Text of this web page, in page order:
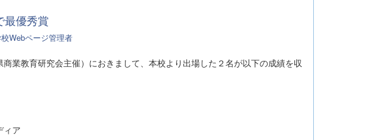
最優秀賞
Webページ管理者
業教育研究会主催）におきまして、本校より出場した２名が以下の成績を収
ア